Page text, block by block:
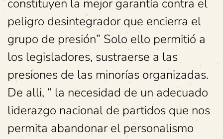
constituyen la mejor garantía contra el
peligro desintegrador que encierra el
grupo de presión” Solo ello permitió a
los legisladores, sustraerse a las
presiones de las minorías organizadas.
De alli, “ la necesidad de un adecuado
liderazgo nacional de partidos que nos
permita abandonar el personalismo